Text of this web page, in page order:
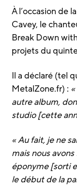
À l’occasion de
Cavey, le
Break Down
projets du
Il a déclaré (tel
MetalZone.fr) :
autre album,
studio [cette
« Au fait, je ne
mais nous
éponyme [sorti
le début de la